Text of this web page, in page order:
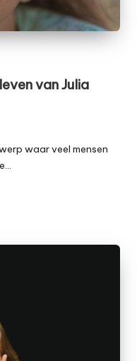
van Julia
waar veel mensen